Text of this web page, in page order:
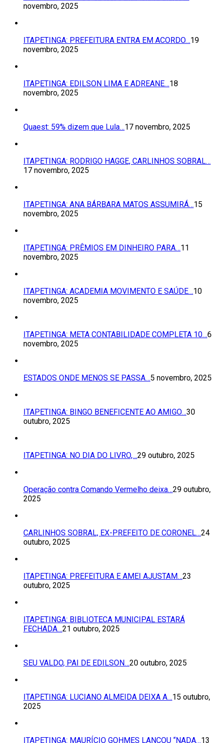
novembro, 2025
ITAPETINGA: PREFEITURA ENTRA EM ACORDO…19
novembro, 2025
ITAPETINGA: EDILSON LIMA E ADREANE…18
novembro, 2025
Quaest: 59% dizem que Lula…17 novembro, 2025
ITAPETINGA: RODRIGO HAGGE, CARLINHOS SOBRAL…
17 novembro, 2025
ITAPETINGA: ANA BÁRBARA MATOS ASSUMIRÁ…15
novembro, 2025
ITAPETINGA: PRÊMIOS EM DINHEIRO PARA…11
novembro, 2025
ITAPETINGA: ACADEMIA MOVIMENTO E SAÚDE…10
novembro, 2025
ITAPETINGA: META CONTABILIDADE COMPLETA 10…6
novembro, 2025
ESTADOS ONDE MENOS SE PASSA…5 novembro, 2025
ITAPETINGA: BINGO BENEFICENTE AO AMIGO…30
outubro, 2025
ITAPETINGA: NO DIA DO LIVRO,…29 outubro, 2025
Operação contra Comando Vermelho deixa…29 outubro,
2025
CARLINHOS SOBRAL, EX-PREFEITO DE CORONEL…24
outubro, 2025
ITAPETINGA: PREFEITURA E AMEI AJUSTAM…23
outubro, 2025
ITAPETINGA: BIBLIOTECA MUNICIPAL ESTARÁ
FECHADA…21 outubro, 2025
SEU VALDO, PAI DE EDILSON…20 outubro, 2025
ITAPETINGA: LUCIANO ALMEIDA DEIXA A…15 outubro,
2025
ITAPETINGA: MAURÍCIO GOHMES LANÇOU “NADA…13